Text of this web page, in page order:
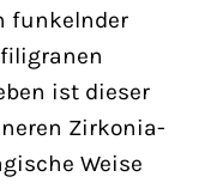
funkelnder
ist dieser
Zirkonia-
Weise